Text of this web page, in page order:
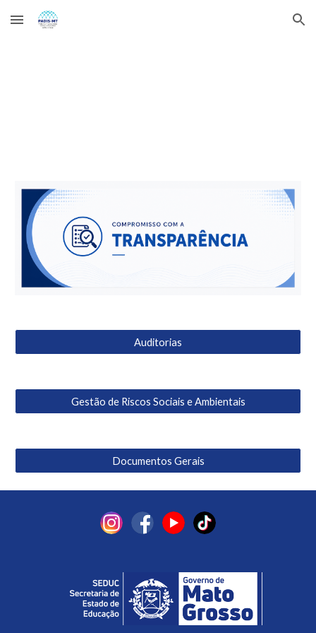
Skip to main content Skip to navigation
Auditorias
Gestão de Riscos Sociais e Ambientais
Documentos Gerais